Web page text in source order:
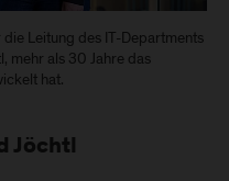
Leitung des IT-Departments
mehr als 30 Jahre das
hat.
Jöchtl